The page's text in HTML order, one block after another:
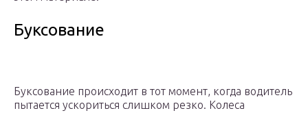
Буксование
Буксование происходит в тот момент, когда водитель
пытается ускориться слишком резко. Колеса